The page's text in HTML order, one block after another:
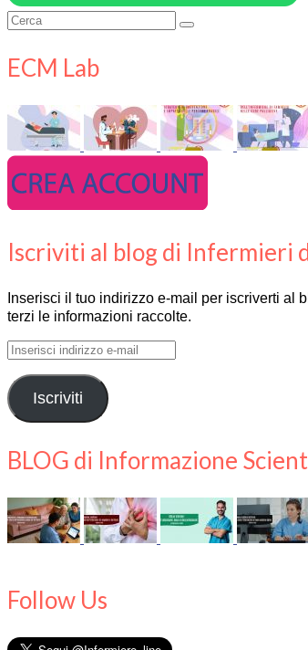
Cerca:
ECM Lab
Iscriviti al blog di Infermieri
Inserisci il tuo indirizzo e-mail per iscriverti al
terzi le informazioni raccolte.
Inserisci
e-
mail Iscriviti
BLOG di Informazione
Follow Us